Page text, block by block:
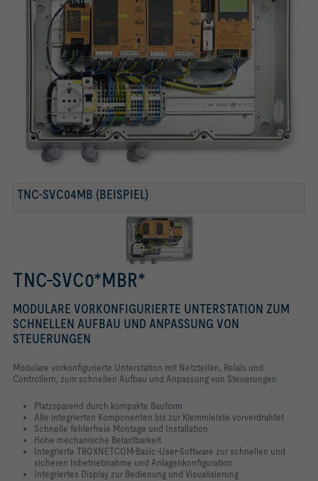
TNC-SVC04MB (BEISPIEL)
TNC-SVC0*MBR*
MODULARE VORKONFIGURIERTE UNTERSTATION ZUM
SCHNELLEN AUFBAU UND ANPASSUNG VON
STEUERUNGEN
Modulare vorkonfigurierte Unterstation mit Netzteilen, Relais und
Controllern, zum schnellen Aufbau und Anpassung von Steuerungen
Platzsparend durch kompakte Bauform
Alle integrierten Komponenten bis zur Klemmleiste vorverdrahtet
Schnelle fehlerfreie Montage und Installation
Hohe mechanische Belastbarkeit
Integrierte TROXNETCOM-Basic-User-Software zur schnellen und
sicheren Inbetriebnahme und Anlagenkonfiguration
Integriertes Display zur Bedienung und Visualisierung